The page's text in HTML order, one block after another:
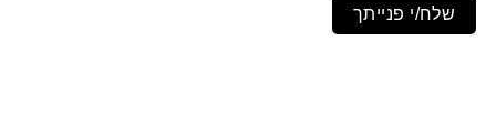
שלח/י פנייתך